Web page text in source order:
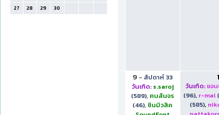
27
28 29 30
9 - สัปดาห์ 33
วันเกิด: s.saroj
(589), ฅนสันจร
(46), ชินมิวสิค
วันเกิด: แจ
(96), r-mal
(585),